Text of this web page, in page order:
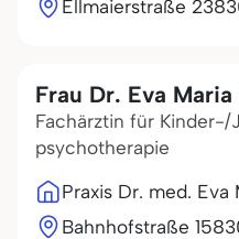
Ellmaierstraße 23
Frau Dr. Eva Maria
Fachärztin für
psychotherapie
Praxis Dr. med. Eva
Bahnhofstraße 15